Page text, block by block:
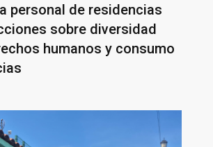
personal de residencias
sobre diversidad
humanos y consumo